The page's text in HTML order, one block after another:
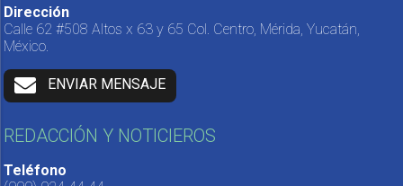
Dirección
Calle 62 #508 Altos x 63 y 65 Col. Centro, Mérida, Yucatán,
México.
ENVIAR MENSAJE
REDACCIÓN Y NOTICIEROS
Teléfono